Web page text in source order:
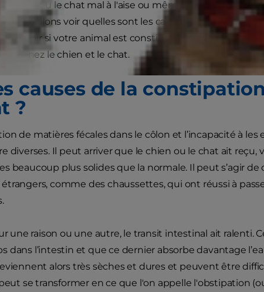
chien ou le chat mal à l'aise ou même le déprimer, et
nous allons voir quelles sont les causes de la
savoir si votre animal est constipé et quelle est la
chez le chien et le chat.
causes de la
?
de matières fécales dans le côlon et l’incapacité à les
diverses. Il peut arriver que le chien ou le chat ait reçu,
beaucoup plus solides que la normale. Il peut s’agir de
comme des chaussettes, qui ont réussi à
une raison ou une autre, le transit intestinal ait ralenti.
dans l’intestin et que ce dernier absorbe davantage
alors très sèches et dures et peuvent être
se transformer en ce que l'on appelle l'obstipation